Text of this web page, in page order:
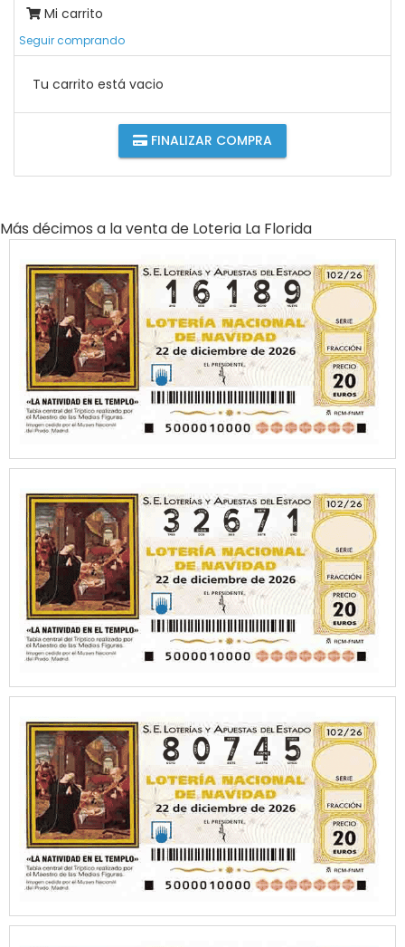
Mi carrito
Seguir comprando
Tu carrito está vacio
FINALIZAR COMPRA
Más décimos a la venta de Loteria La Florida